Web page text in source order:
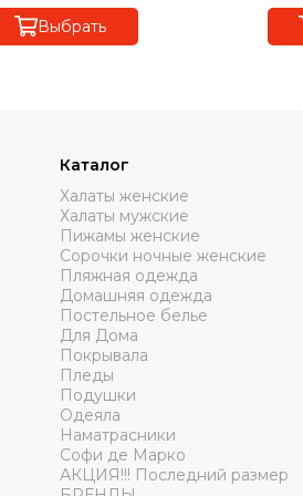
Выбрать
Каталог
Халаты женские
Халаты мужские
Пижамы женские
Сорочки ночные женские
Пляжная одежда
Домашняя одежда
Постельное белье
Для Дома
Покрывала
Пледы
Подушки
Одеяла
Наматрасники
Софи де Марко
АКЦИЯ!!! Последний размер